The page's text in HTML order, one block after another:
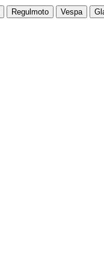
Regulmoto Vespa